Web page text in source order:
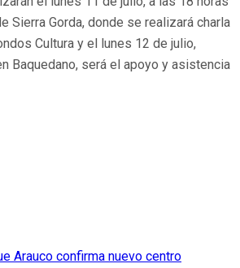
Sierra Gorda, donde se realizará charla
Cultura y el lunes 12 de julio,
Baquedano, será el apoyo y asistencia
Arauco confirma nuevo centro